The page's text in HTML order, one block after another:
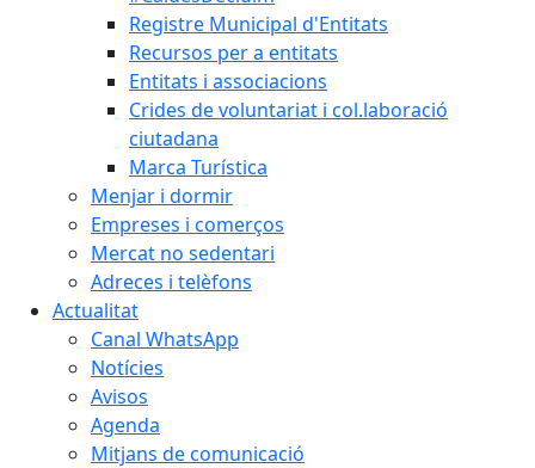
Registre Municipal d'Entitats
Recursos per a entitats
Entitats i associacions
Crides de voluntariat i col.laboració
ciutadana
Marca Turística
Menjar i dormir
Empreses i comerços
Mercat no sedentari
Adreces i telèfons
Actualitat
Canal WhatsApp
Notícies
Avisos
Agenda
Mitjans de comunicació